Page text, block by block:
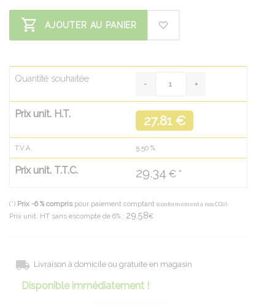
AJOUTER AU PANIER
Quantité souhaitée
Prix unit. H.T. 27.81 €
T.V.A. 5.50 %
Prix unit. T.T.C. 29.34 € *
(*) Prix -6 % compris pour paiement comptant (conformément à nos CGV)
Prix unit. HT sans escompte de 6% : 29.58€
Livraison à domicile ou gratuite en magasin
Disponible immédiatement !